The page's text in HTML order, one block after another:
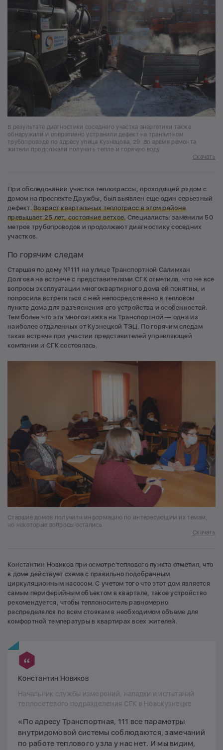
В результате диагностики соседнего участка энергетики также
обнаружили и оперативно устранили дефект на транзитном
трубопроводе по адресу улица Кузнецова, 29. Во время ремонта
жители продолжали получать тепло и горячую воду
Скачать
При обследовании участка теплотрассы, проходящей рядом с
домом на проспекте Дружбы, был выявлен еще один серьезный
дефект. Возраст квартальных теплотрасс в этом районе
превышает 25 лет, состояние ветхое. Специалисты заменили 50
метров трубопроводов и продолжают диагностику соседних
участков.
По горячим следам
Старшая по дому №111 на улице Транспортной Салимхан
Долгова на встрече с представителями СГК отметила, что не все
вопросы эксплуатации многоквартирного дома ей понятны, и
попросила встретиться с ней непосредственно в тепловом
пункте дома для разъяснения его устройства и особенностей.
Тем более что эта многоэтажка на Транспортной — одна из
наиболее отдаленных от Кузнецкой ТЭЦ. По горячим следам
такая встреча при участии представителей управляющей
компании и СГК состоялась.
Старшие домов получили информацию по интересующим их темам,
но некоторые вопросы остались
Скачать
Константин Новиков при осмотре теплового пункта отметил, что
в доме действует схема с правильно подобранным
циркуляционным насосом. С учетом того что этот дом является
самым периферийным объектом в квартале, такое устройство
рекомендуется, чтобы теплоноситель равномерно
распределялся по всем стоякам в необходимом объеме для
комфортной температуры в квартирах всех жителей.
Константин Новиков
Начальник службы измерений, наладки и испытаний
теплосетевого подразделения СГК в Новокузнецке
«По адресу Транспортная, 111 все параметры
внутридомовой системы соблюдаются, замечаний
по работе теплового узла у нас нет. И мы видим,